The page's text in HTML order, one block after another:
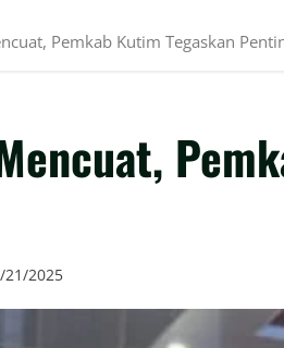
Pemkab Kutim Tegaskan
21/2025